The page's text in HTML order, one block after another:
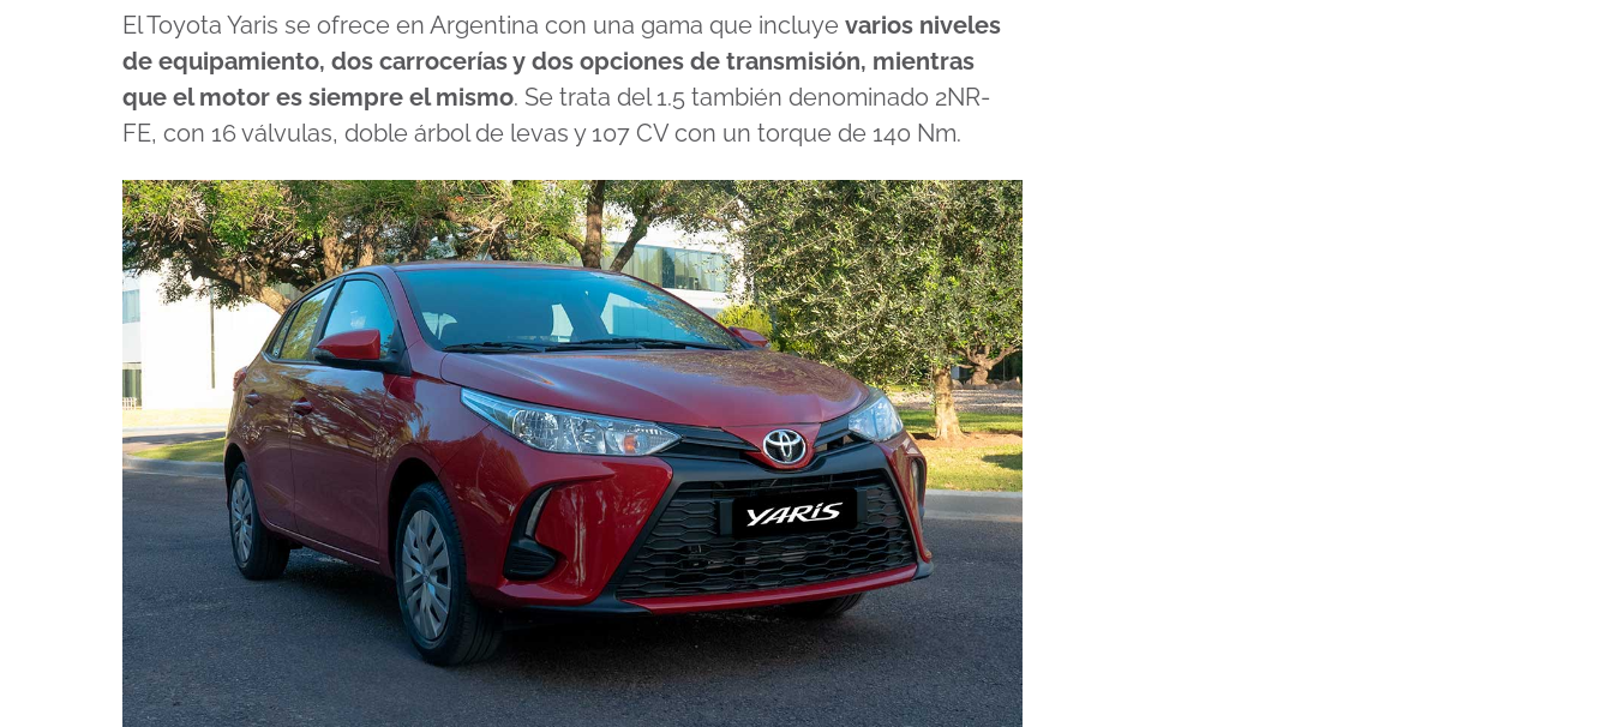
El Toyota Yaris se ofrece en Argentina con una gama que incluye varios niveles
de equipamiento, dos carrocerías y dos opciones de transmisión, mientras
que el motor es siempre el mismo. Se trata del 1.5 también denominado 2NR-
FE, con 16 válvulas, doble árbol de levas y 107 CV con un torque de 140 Nm.